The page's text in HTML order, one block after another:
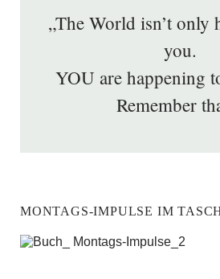
„The World isn’t only
you.
YOU are happening
Remember
MONTAGS-IMPULSE IM